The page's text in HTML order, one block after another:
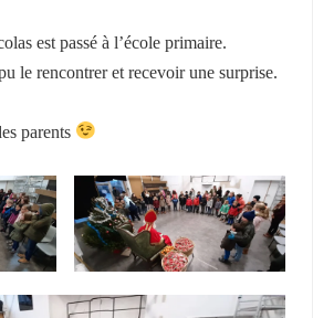
est passé à l’école primaire.
le rencontrer et recevoir une surprise.
parents